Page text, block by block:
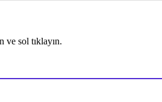
ve sol tıklayın.